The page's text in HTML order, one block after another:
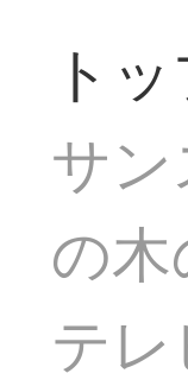
ト
サ
の
テ